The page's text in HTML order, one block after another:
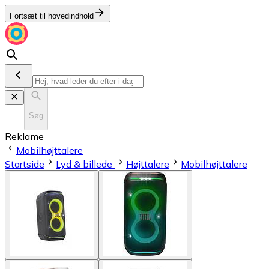
Fortsæt til hovedindhold
Søg
Reklame
Mobilhøjttalere
Startside
Lyd & billede Højttalere Mobilhøjttalere